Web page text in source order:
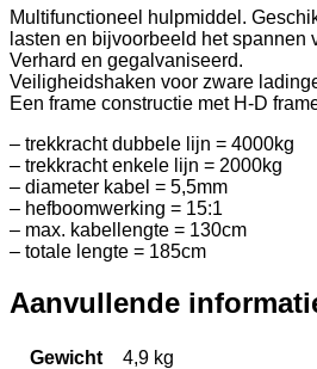
Multifunctioneel hulpmiddel.
lasten en bijvoorbeeld het spannen
Verhard en gegalvaniseerd.
Veiligheidshaken voor zware
Een frame constructie met H-D
– trekkracht dubbele lijn = 4000kg
– trekkracht enkele lijn = 2000kg
– diameter kabel = 5,5mm
– hefboomwerking = 15:1
– max. kabellengte = 130cm
– totale lengte = 185cm
Aanvullende
Gewicht
4,9 kg